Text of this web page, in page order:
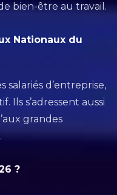
bien-être au travail.
Nationaux du
salariés d’entreprise,
Ils s’adressent aussi
grandes
?